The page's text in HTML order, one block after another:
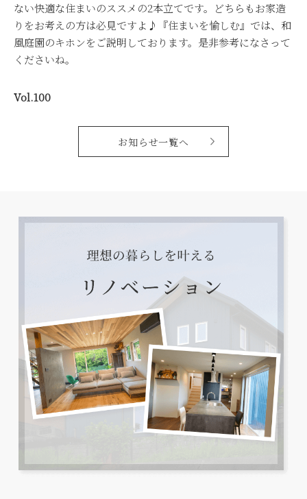
ない快適な住まいのススメの2本立てです。どちらもお家造
りをお考えの方は必見ですよ♪『住まいを愉しむ』では、和
風庭園のキホンをご説明しております。是非参考になさって
くださいね。
Vol.100
お知らせ一覧へ